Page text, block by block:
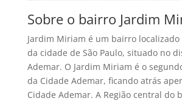
Sobre o bairro Jardim
Jardim Miriam é um bairro localizado
da cidade de São Paulo, situado no
Ademar. O Jardim Miriam é o
da Cidade Ademar, ficando atrás
Cidade Ademar. A Região central do